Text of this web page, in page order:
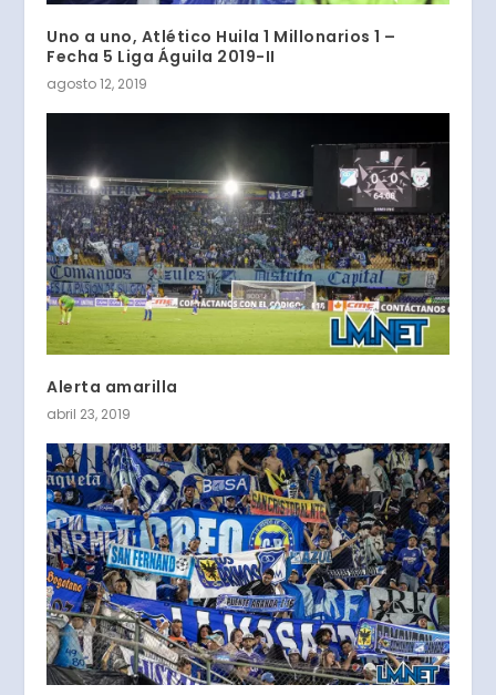
Uno a uno, Atlético Huila 1 Millonarios 1 –
Fecha 5 Liga Águila 2019-II
agosto 12, 2019
Alerta amarilla
abril 23, 2019